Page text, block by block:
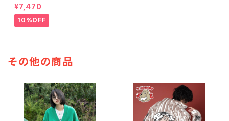
¥7,470
10%OFF
その他の商品